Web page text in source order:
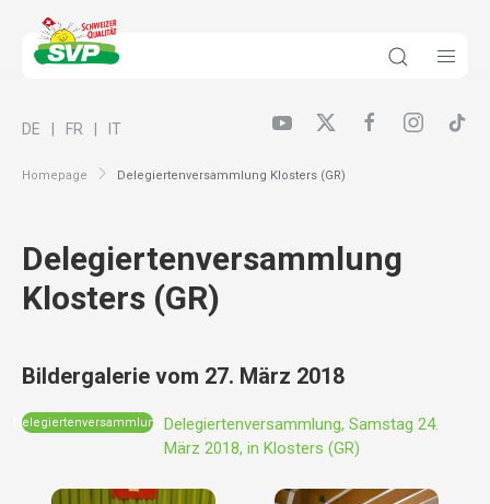
Homepage Delegiertenversammlung Klosters (GR)
DE FR IT
Delegiertenversammlung
Klosters (GR)
Bildergalerie vom 27. März 2018
Delegiertenversammlung
Delegiertenversammlung, Samstag 24.
März 2018, in Klosters (GR)